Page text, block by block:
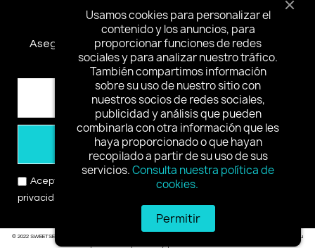
Mantente en contacto
Asegúrese de suscribirse y recibir las noticias más
interesantes y ofertas especiales.
Suscribirse
Acepto los términos y condiciones y la política de
privacidad
© 2022 SWEETSEXGC Reservados todos los derechos.
Al ingresar a este sitio, usted jura que es mayor de edad en su
Usamos cookies para personalizar el
contenido y los anuncios, para
proporcionar funciones de redes
sociales y para analizar nuestro tráfico.
También compartimos información
sobre su uso de nuestro sitio con
nuestros socios de redes sociales,
publicidad y análisis que pueden
combinarla con otra información que les
haya proporcionado o que hayan
recopilado a partir de su uso de sus
servicios.Consulta nuestra política de
cookies.
Permitir